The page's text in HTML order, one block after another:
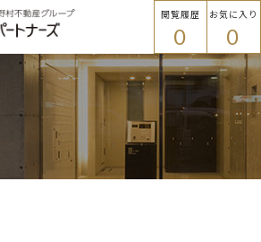
閲覧履歴
0
お気に入り
0